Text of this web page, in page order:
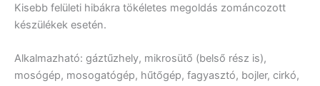
Kisebb felületi hibákra tökéletes megoldás zománcozott
készülékek esetén.
Alkalmazható: gáztűzhely, mikrosütő (belső rész is),
mosógép, mosogatógép, hűtőgép, fagyasztó, bojler, cirkó,